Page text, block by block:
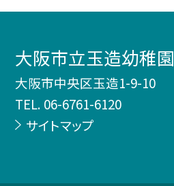
大阪市立玉造幼稚園
大阪市中央区玉造1-9-10
TEL. 06-6761-6120
サイトマップ